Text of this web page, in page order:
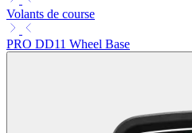
Volants de course
PRO DD11 Wheel Base